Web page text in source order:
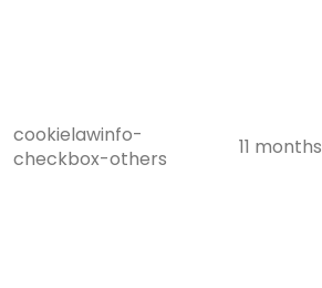
cookielawinfo-
checkbox-others
11 months